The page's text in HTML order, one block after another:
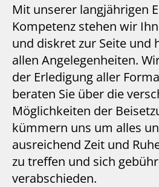
Mit unserer langjährigen
Kompetenz stehen wir
und diskret zur Seite und
allen Angelegenheiten.
der Erledigung aller
beraten Sie über die
Möglichkeiten der
kümmern uns um alles
ausreichend Zeit und
zu treffen und sich
verabschieden.